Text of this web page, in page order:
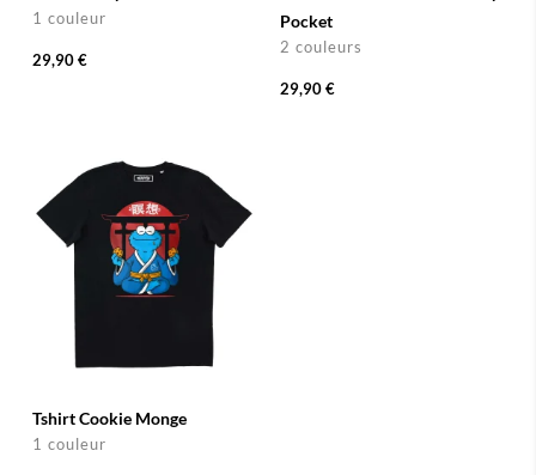
1 couleur
29,90 €
Pocket
2 couleurs
29,90 €
Tshirt Cookie Monge
1 couleur